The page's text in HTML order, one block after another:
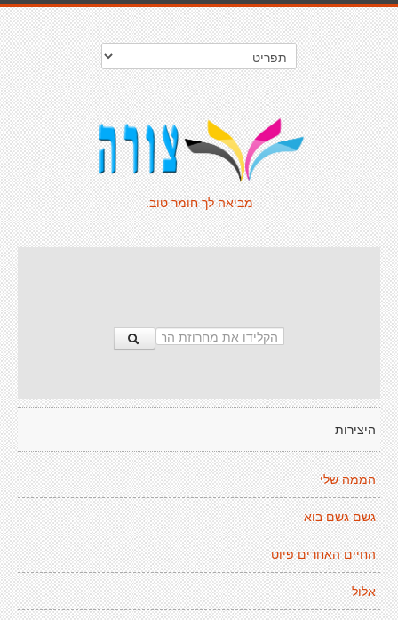
מביאה לך חומר טוב.
היצירות
הממה שלי
גשם גשם בוא
החיים האחרים פיוט
אלול